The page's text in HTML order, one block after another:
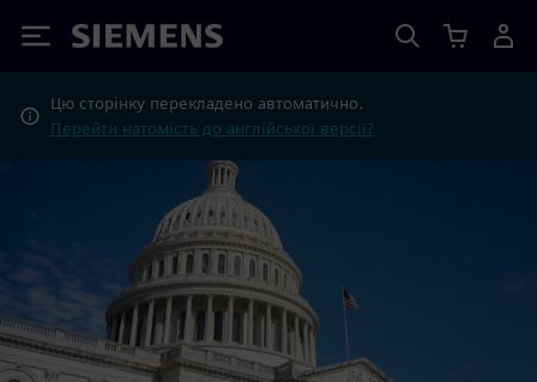
Siemens
Цю сторінку перекладено автоматично.
Перейти натомість до англійської версії?